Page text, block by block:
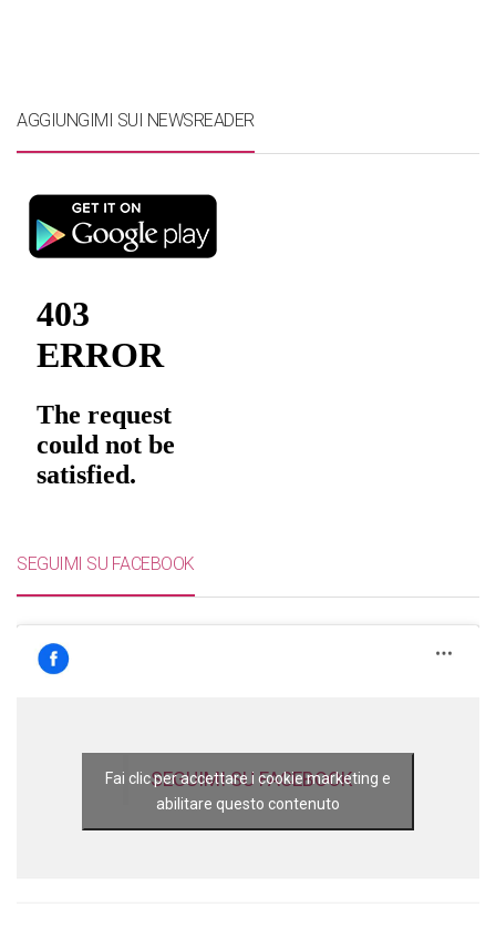
AGGIUNGIMI SUI NEWSREADER
SEGUIMI SU FACEBOOK
SEGUIMI SU FACEBOOK
Fai clic per accettare i cookie marketing e
abilitare questo contenuto